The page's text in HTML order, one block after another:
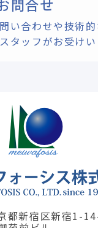
問合せ
い合わせや技術
タッフがお受け
都新宿区新宿1-